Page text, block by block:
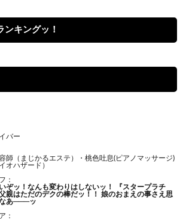
ンキングッ！
バー
師（まじかるエステ）・桃色吐息(ピアノマッサージ)
オハザード）
：
ぞッ！ なんも変わりはしないッ！ 『スタープラチ
親はただのデクの棒だッ！！ 娘のおまえの事さえ思
あ───ッ
：